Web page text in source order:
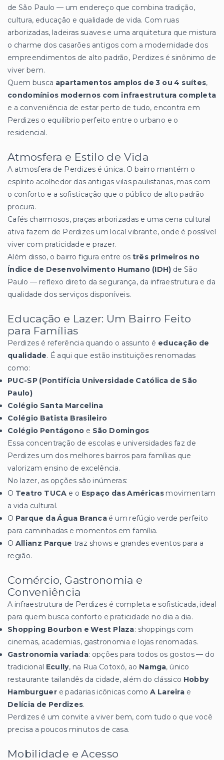
de São Paulo — um endereço que combina tradição,
cultura, educação e qualidade de vida. Com ruas
arborizadas, ladeiras suaves e uma arquitetura que mistura
o charme dos casarões antigos com a modernidade dos
empreendimentos de alto padrão, Perdizes é sinônimo de
viver bem.
Quem busca apartamentos amplos de 3 ou 4 suítes,
condomínios modernos com infraestrutura completa
e a conveniência de estar perto de tudo, encontra em
Perdizes o equilíbrio perfeito entre o urbano e o
residencial.
Atmosfera e Estilo de Vida
A atmosfera de Perdizes é única. O bairro mantém o
espírito acolhedor das antigas vilas paulistanas, mas com
o conforto e a sofisticação que o público de alto padrão
procura.
Cafés charmosos, praças arborizadas e uma cena cultural
ativa fazem de Perdizes um local vibrante, onde é possível
viver com praticidade e prazer.
Além disso, o bairro figura entre os três primeiros no
Índice de Desenvolvimento Humano (IDH) de São
Paulo — reflexo direto da segurança, da infraestrutura e da
qualidade dos serviços disponíveis.
Educação e Lazer: Um Bairro Feito
para Famílias
Perdizes é referência quando o assunto é educação de
qualidade. É aqui que estão instituições renomadas
como:
PUC-SP (Pontifícia Universidade Católica de São
Paulo)
Colégio Santa Marcelina
Colégio Batista Brasileiro
Colégio Pentágono e São Domingos
Essa concentração de escolas e universidades faz de
Perdizes um dos melhores bairros para famílias que
valorizam ensino de excelência.
No lazer, as opções são inúmeras:
O Teatro TUCA e o Espaço das Américasmovimentam
a vida cultural.
O Parque da Água Brancaé um refúgio verde perfeito
para caminhadas e momentos em família.
O Allianz Parque traz shows e grandes eventos para a
região.
Comércio, Gastronomia e
Conveniência
A infraestrutura de Perdizes é completa e sofisticada, ideal
para quem busca conforto e praticidade no dia a dia.
Shopping Bourbon e West Plaza: shoppings com
cinemas, academias, gastronomia e lojas renomadas.
Gastronomia variada: opções para todos os gostos — do
tradicional Ecully, na Rua Cotoxó, ao Namga, único
restaurante tailandês da cidade, além do clássico Hobby
Hamburguer e padarias icônicas comoA Lareira e
Delícia de Perdizes.
Perdizes é um convite a viver bem, com tudo o que você
precisa a poucos minutos de casa.
Mobilidade e Acesso